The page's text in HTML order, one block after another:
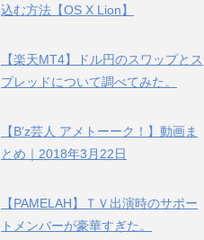
込む方法【OS X Lion】
【楽天MT4】ドル円のスワップとス
プレッドについて調べてみた。
【B’z芸人 アメトーーク！】動画ま
とめ｜2018年3月22日
【PAMELAH】ＴＶ出演時のサポー
トメンバーが豪華すぎた。